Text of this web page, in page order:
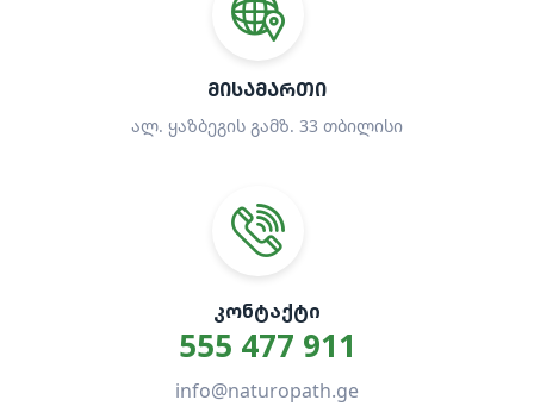
ᲛᲘᲡᲐᲛᲐᲠᲗᲘ
ალ. ყაზბეგის გამზ. 33 თბილისი
ᲙᲝᲜᲢᲐᲥᲢᲘ
555 477 911
info@naturopath.ge